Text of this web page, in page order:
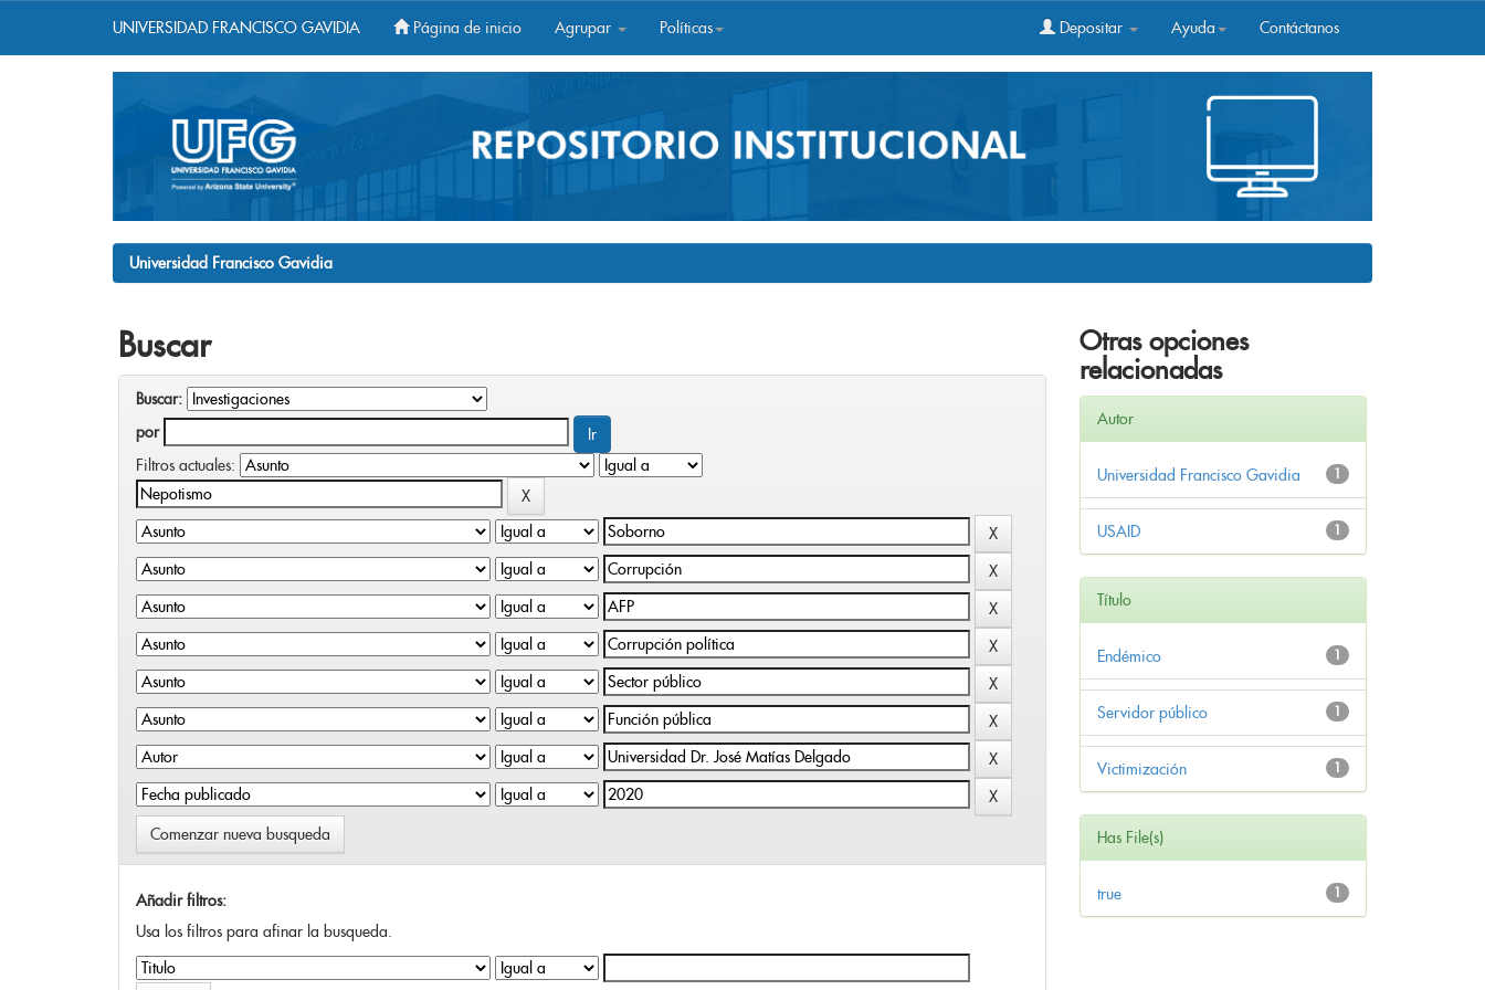
UNIVERSIDAD FRANCISCO GAVIDIA Página de inicio Agrupar Políticas Depositar Ayuda Contáctanos
Universidad Francisco Gavidia
Buscar
Buscar:
por
Filtros actuales:
Comenzar nueva busqueda
Añadir filtros:
Usa los filtros para afinar la busqueda.
Otras opciones
relacionadas
Autor
1
Universidad Francisco Gavidia
1
USAID
Título
1
Endémico
1
Servidor público
1
Victimización
Has File(s)
1
true